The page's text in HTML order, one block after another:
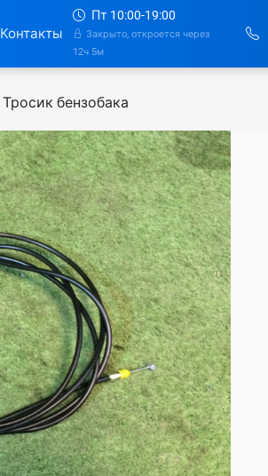
Контакты
Пт 10:00-19:00
Закрыто, откроется через
12ч 5м
Тросик бензобака